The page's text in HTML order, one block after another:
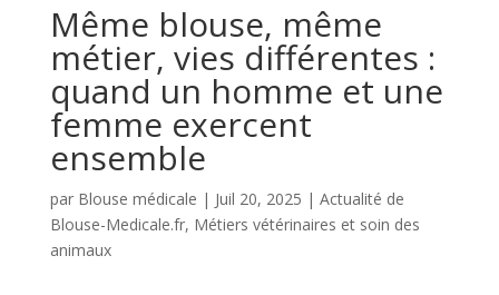
Même blouse, même
métier, vies différentes :
quand un homme et une
femme exercent
ensemble
par Blouse médicale | Juil 20, 2025 | Actualité de
Blouse-Medicale.fr, Métiers vétérinaires et soin des
animaux